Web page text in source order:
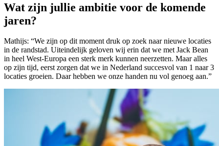
Wat zijn jullie ambitie voor de komende
jaren?
Mathijs: “We zijn op dit moment druk op zoek naar nieuwe locaties
in de randstad. Uiteindelijk geloven wij erin dat we met Jack Bean
in heel West-Europa een sterk merk kunnen neerzetten. Maar alles
op zijn tijd, eerst zorgen dat we in Nederland succesvol van 1 naar 3
locaties groeien. Daar hebben we onze handen nu vol genoeg aan.”